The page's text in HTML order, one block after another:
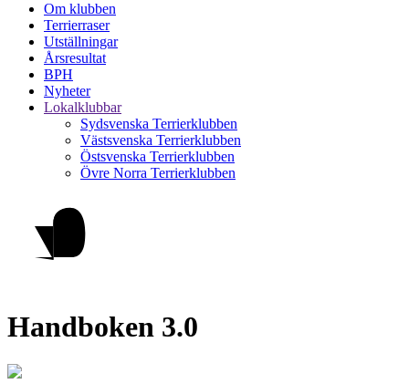
Om klubben
Terrierraser
Utställningar
Årsresultat
BPH
Nyheter
Lokalklubbar
Sydsvenska Terrierklubben
Västsvenska Terrierklubben
Östsvenska Terrierklubben
Övre Norra Terrierklubben
Handboken 3.0